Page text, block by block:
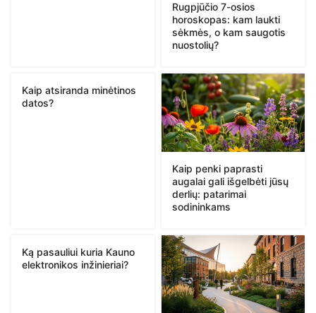
Rugpjūčio 7-osios
horoskopas: kam laukti
sėkmės, o kam saugotis
nuostolių?
Kaip atsiranda minėtinos
datos?
Kaip penki paprasti
augalai gali išgelbėti jūsų
derlių: patarimai
sodininkams
Ką pasauliui kuria Kauno
elektronikos inžinieriai?